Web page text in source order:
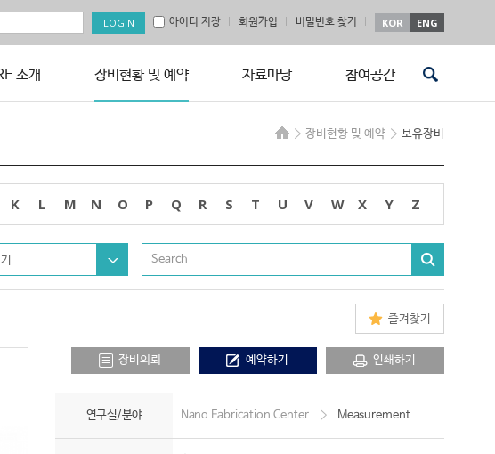
아이디 저장 회원가입 비밀번호 찾기 KOR ENG
소개 장비현황 및 예약 자료마당 참여공간
장비현황 및 예약 보유장비
K L M N O P Q R S T U V W X Y Z
즐겨찾기
장비의뢰 예약하기 인쇄하기
연구실/분야 Nano Fabrication Center Measurement